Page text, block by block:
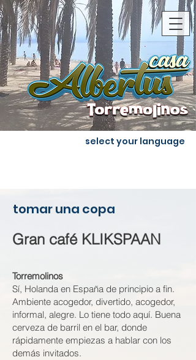
select your language
tomar una copa
Gran café KLIKSPAAN
Torremolinos
Sí, Holanda en España de principio a fin.
Ambiente acogedor, divertido, acogedor,
informal, alegre. Lo tiene todo aquí. Buena
cerveza de barril en el bar, donde
rápidamente empiezas a hablar con los
demás invitados.